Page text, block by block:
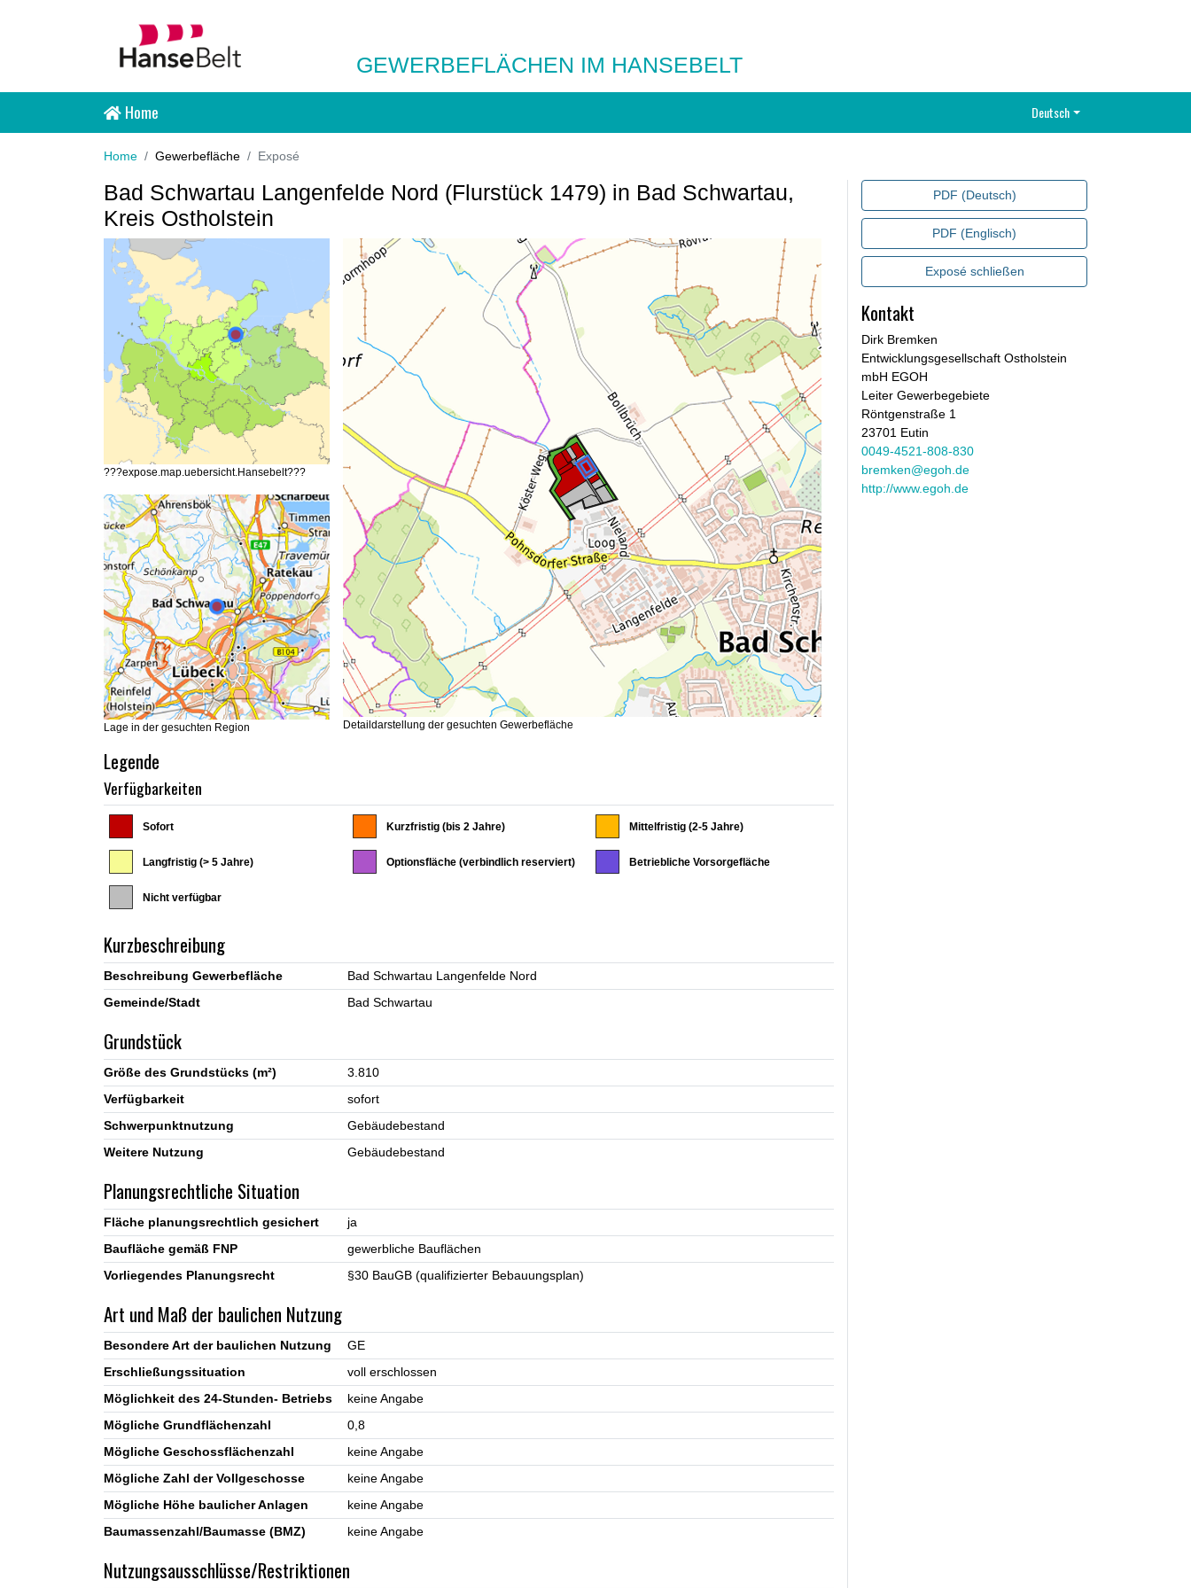
GEWERBEFLÄCHEN IM HANSEBELT
Home Deutsch
Home Gewerbefläche Exposé
Bad Schwartau Langenfelde Nord (Flurstück 1479) in Bad Schwartau,
Kreis Ostholstein
???expose.map.uebersicht.Hansebelt???
Lage in der gesuchten Region Detaildarstellung der gesuchten Gewerbefläche
Legende
Verfügbarkeiten
Sofort Kurzfristig (bis 2 Jahre) Mittelfristig (2-5 Jahre)
Langfristig (> 5 Jahre) Optionsfläche (verbindlich reserviert) Betriebliche Vorsorgefläche
Nicht verfügbar
Kurzbeschreibung
Beschreibung Gewerbefläche
Gemeinde/Stadt
Grundstück
Größe des Grundstücks (m²)
3.810
Verfügbarkeit
sofort
Schwerpunktnutzung
Gebäudebestand
Weitere Nutzung
Gebäudebestand
Planungsrechtliche Situation
Fläche planungsrechtlich gesichert
ja
Baufläche gemäß FNP
gewerbliche Bauflächen
Vorliegendes Planungsrecht
§30 BauGB (qualifizierter Bebauungsplan)
Art und Maß der baulichen Nutzung
Besondere Art der baulichen Nutzung
GE
Erschließungssituation
voll erschlossen
Möglichkeit des 24-Stunden- Betriebs
keine Angabe
Mögliche Grundflächenzahl
0,8
Mögliche Geschossflächenzahl
keine Angabe
Mögliche Zahl der Vollgeschosse
keine Angabe
Mögliche Höhe baulicher Anlagen
keine Angabe
Baumassenzahl/Baumasse (BMZ)
keine Angabe
Nutzungsausschlüsse/Restriktionen
PDF (Deutsch)
PDF (Englisch)
Exposé schließen
Kontakt
Dirk Bremken
Entwicklungsgesellschaft Ostholstein
mbH EGOH
Leiter Gewerbegebiete
Röntgenstraße 1
23701 Eutin
0049-4521-808-830
bremken@egoh.de
http://www.egoh.de